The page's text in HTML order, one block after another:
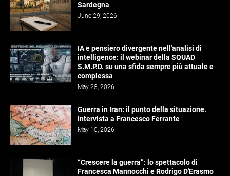
Sardegna
June 29, 2026
IA e pensiero divergente nell'analisi di
intelligence: il webinar della SQUAD
S.M.P.D. su una sfida sempre più attuale e
complessa
May 28, 2026
Guerra in Iran: il punto della situazione.
Intervista a Francesco Ferrante
May 10, 2026
“Crescere la guerra”: lo spettacolo di
Francesca Mannocchi e Rodrigo D'Erasmo